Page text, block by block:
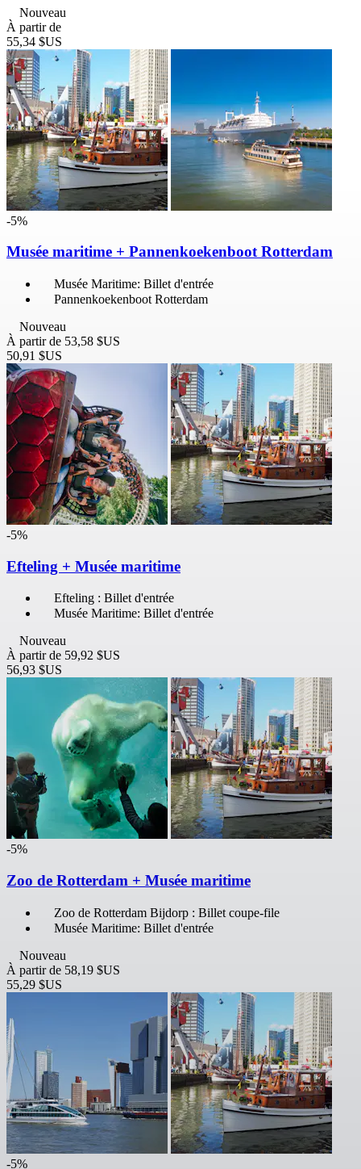
Nouveau
À partir de
55,34 $US
-5%
Musée maritime + Pannenkoekenboot Rotterdam
Musée Maritime: Billet d'entrée
Pannenkoekenboot Rotterdam
Nouveau
À partir de 53,58 $US
50,91 $US
-5%
Efteling + Musée maritime
Efteling : Billet d'entrée
Musée Maritime: Billet d'entrée
Nouveau
À partir de 59,92 $US
56,93 $US
-5%
Zoo de Rotterdam + Musée maritime
Zoo de Rotterdam Bijdorp : Billet coupe-file
Musée Maritime: Billet d'entrée
Nouveau
À partir de 58,19 $US
55,29 $US
-5%